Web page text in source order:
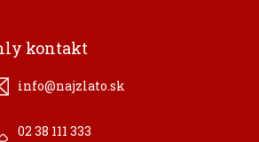
kontakt
info@najzlato.sk
02 38 111 333